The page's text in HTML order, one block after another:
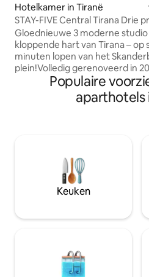
Hotelkamer in Tiranë
STAY-FIVE Central Tirana Drie
studio's
Gloednieuwe 3 moderne
kloppende hart van Tirana – op
minuten lopen van het
plein!Volledig gerenoveerd in
visgraatvloeren, terracotta-
Italiaanse keuken,
snelle wifi. 2 studio's hebben
alles vlakbij. Welkom thuis! 🏙️✨
advertentie is alleen voor EEN (1)
privéstudio, NIET voor een
APPARTEMENT MET DRIE
LIFT
Populaire
aparthotels
Keuken